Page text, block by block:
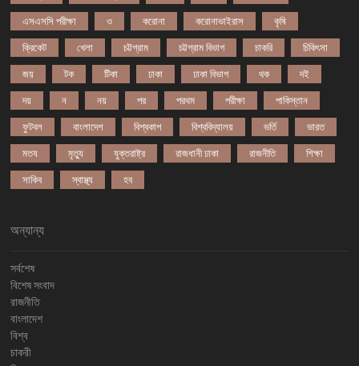
এসএসসি পরীক্ষা ও করোনা করোনাভাইরাস কৃষি
ক্রিকেট খেলা চট্টগ্রাম চট্টগ্রাম বিভাগ চাকরি চিকিৎসা
জয় টক টিকা ঢাকা ঢাকা বিভাগ থক দই
দয় ন নয় পর পরথম পরীক্ষা পাকিস্তান
ফুটবল বাংলাদেশ বিশ্বকাপ বিশ্ববিদ্যালয় ভর্তি ভারত
মতয মৃত্যু যুক্তরাষ্ট্র রাজধানী ঢাকা রাজনীতি শিক্ষা
সাকিব স্বাস্থ্য হব
অন্যান্য
সর্বশেষ
বিশেষ সংবাদ
রাজনীতি
বাংলাদেশ
বিশ্ব
চাকরী